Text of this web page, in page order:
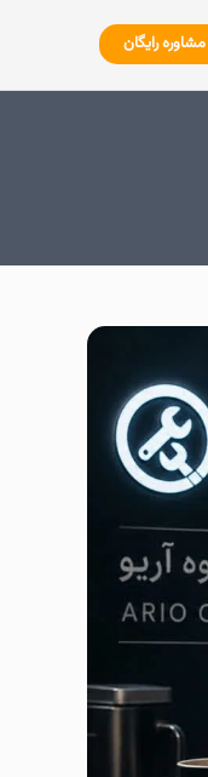
مشاوره رایگان